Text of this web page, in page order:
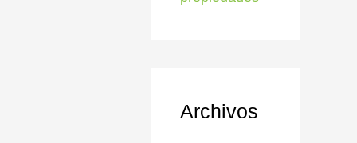
Archivos